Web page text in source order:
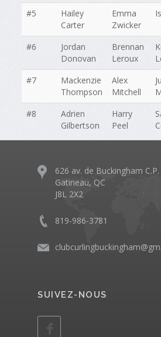
#5
Hailey
Carter
Emma
Zwicker
#6
Jordan
Donovan
Brennan
Leroux
#7
Mackenzie
Thompson
Alex
Mitchell
#8
Adrien
Gilbertson
Harry
Peel
626 av. de Buckingham
Gatineau, QC
J8L 2X2
819-986-3781
SUIVEZ-NOUS